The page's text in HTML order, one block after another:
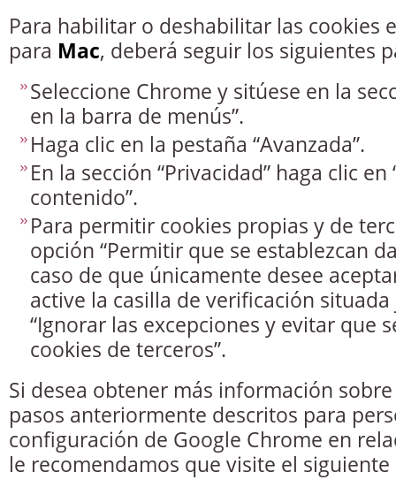
Para habilitar o deshabilitar las cookies
para Mac, deberá seguir los siguientes
Seleccione Chrome y sitúese en la
en la barra de menús”.
Haga clic en la pestaña “Avanzada”.
En la sección “Privacidad” haga clic
contenido”.
Para permitir cookies propias y de
opción “Permitir que se establezcan
caso de que únicamente desee
active la casilla de verificación
“Ignorar las excepciones y evitar que
cookies de terceros”.
Si desea obtener más información
pasos anteriormente descritos para
configuración de Google Chrome en
le recomendamos que visite el